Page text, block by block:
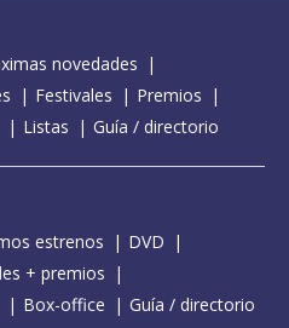
novedades
Festivales
Premios
Listas Guía / directorio
estrenos
DVD
+ premios
Box-office Guía / directorio